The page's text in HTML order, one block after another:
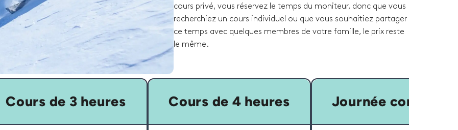
cours privé, vous réservez le temps du moniteur, donc que vous
recherchiez un cours individuel ou que vous souhaitiez partager
ce temps avec quelques membres de votre famille, le prix reste
le même.
Cours de 3 heures Cours de 4 heures Journée complète